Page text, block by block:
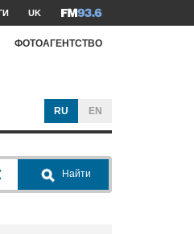
UK
ФОТОАГЕНТСТВО
RU EN
Найти